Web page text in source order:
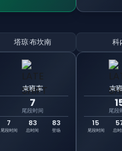
塔琼·布坎南
末班车
7
尾段时间
7
尾段时间
83
总时间
83
登场
科
末
尾段
15
尾段时间 总